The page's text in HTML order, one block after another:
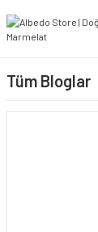
Tüm Bloglar